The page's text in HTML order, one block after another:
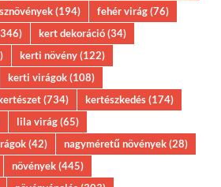
(194) fehér virág(76)
kert dekoráció(34)
kerti növény(122)
kerti virágok(108)
(734) kertészkedés(174)
lila virág(65)
(42) nagyméretű növények(28)
növények(445)